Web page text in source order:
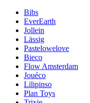
Bibs
EverEarth
Jollein
Lässig
Pastelowelove
Bieco
Flow Amsterdam
Jouéco
Lilipinso
Plan Toys